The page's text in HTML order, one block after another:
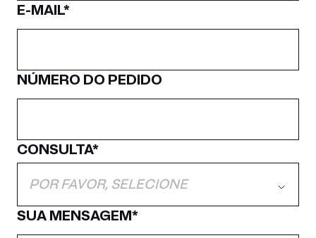
E-MAIL*
NÚMERO DO PEDIDO
CONSULTA*
POR FAVOR, SELECIONE
SUA MENSAGEM*